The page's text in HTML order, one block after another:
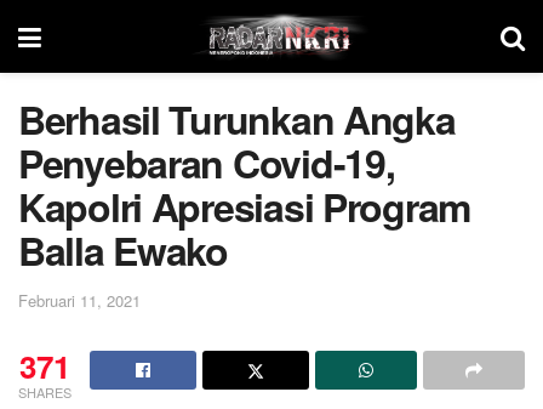
Berhasil Turunkan Angka
Penyebaran Covid-19,
Kapolri Apresiasi Program
Balla Ewako
Februari 11, 2021
371
SHARES